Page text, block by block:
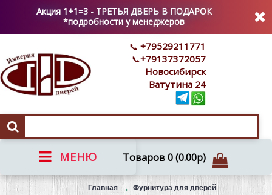
Акция 1+1=3 - ТРЕТЬЯ ДВЕРЬ В ПОДАРОК
*подробности у менеджеров
Товаров 0 (0.00р)
+79529211771
+79137372057
Новосибирск
Ватутина 24
МЕНЮ
Вызов на замер Главная
Фурнитура для дверей